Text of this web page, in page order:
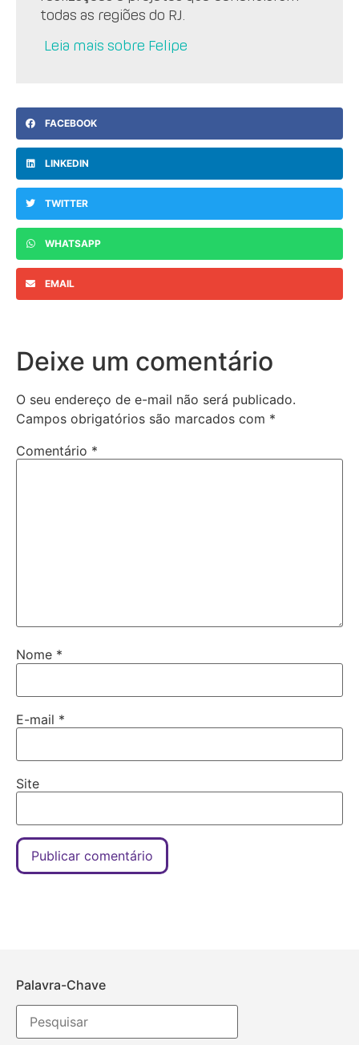
todas as regiões do RJ.
Leia mais sobre Felipe
FACEBOOK
LINKEDIN
TWITTER
WHATSAPP
EMAIL
Deixe um comentário
O seu endereço de e-mail não será publicado.
Campos obrigatórios são marcados com *
Comentário *
Nome *
E-mail *
Site
Palavra-Chave